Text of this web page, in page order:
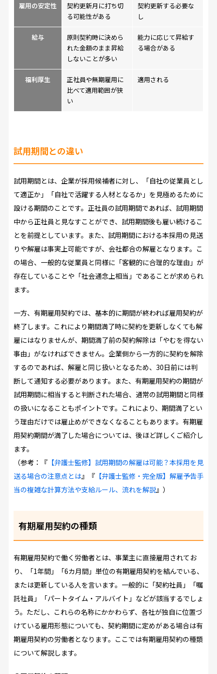
雇用の安定性
契約更新月に打ち切
る可能性がある
契約更新する必要な
し
給与
原則契約時に決めら
れた金額のまま昇給
しないことが多い
能力に応じて昇給す
る場合がある
福利厚生
正社員や無期雇用に
比べて適用範囲が狭
い
適用される
試用期間との違い
試用期間とは、企業が採用候補者に対し、「自社の従業員とし
て適正か」「自社で活躍する人材となるか」を見極めるために
設ける期間のことです。正社員の試用期間であれば、試用期間
中から正社員と見なすことができ、試用期間後も雇い続けるこ
とを前提としています。また、試用期間における本採用の見送
りや解雇は事実上可能ですが、会社都合の解雇となります。こ
の場合、一般的な従業員と同様に「客観的に合理的な理由」が
存在していることや「社会通念上相当」であることが求められ
ます。
一方、有期雇用契約では、基本的に期間が終われば雇用契約が
終了します。これにより期間満了時に契約を更新しなくても解
雇にはなりませんが、期間満了前の契約解除は「やむを得ない
事由」がなければできません。企業側から一方的に契約を解除
するのであれば、解雇と同じ扱いとなるため、30日前には判
断して通知する必要があります。また、有期雇用契約の期間が
試用期間に相当すると判断された場合、通常の試用期間と同様
の扱いになることもポイントです。これにより、期間満了とい
う理由だけでは雇止めができなくなることもあります。有期雇
用契約期間が満了した場合については、後ほど詳しくご紹介し
ます。
（参考：『【弁護士監修】試用期間の解雇は可能？本採用を見
送る場合の注意点とは』『【弁護士監修・完全版】解雇予告手
当の複雑な計算方法や支給ルール、流れを解説』）
有期雇用契約の種類
有期雇用契約で働く労働者とは、事業主に直接雇用されてお
り、「1年間」「6カ月間」単位の有期雇用契約を結んでいる、
または更新している人を言います。一般的に「契約社員」「嘱
託社員」「パートタイム・アルバイト」などが該当するでしょ
う。ただし、これらの名称にかかわらず、各社が独自に位置づ
けている雇用形態についても、契約期間に定めがある場合は有
期雇用契約の労働者となります。ここでは有期雇用契約の種類
について解説します。